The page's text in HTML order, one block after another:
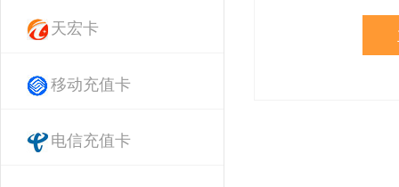
天宏卡
移动充值卡
电信充值卡